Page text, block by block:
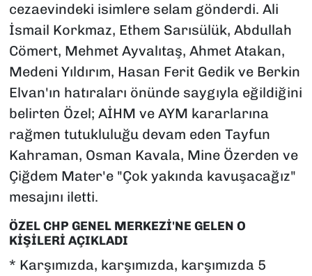
cezaevindeki isimlere selam gönderdi. Ali
İsmail Korkmaz, Ethem Sarısülük, Abdullah
Cömert, Mehmet Ayvalıtaş, Ahmet Atakan,
Medeni Yıldırım, Hasan Ferit Gedik ve Berkin
Elvan'ın hatıraları önünde saygıyla eğildiğini
belirten Özel; AİHM ve AYM kararlarına
rağmen tutukluluğu devam eden Tayfun
Kahraman, Osman Kavala, Mine Özerden ve
Çiğdem Mater'e "Çok yakında kavuşacağız"
mesajını iletti.
ÖZEL CHP GENEL MERKEZİ'NE GELEN O
KİŞİLERİ AÇIKLADI
* Karşımızda, karşımızda, karşımızda 5